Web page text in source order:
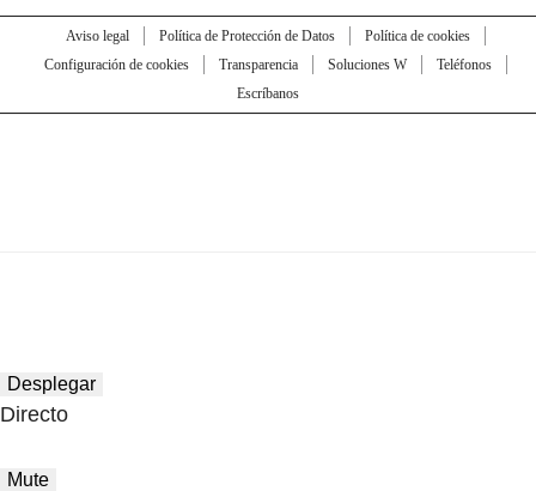
Aviso legal Política de Protección de Datos
Política de cookies
Configuración de cookies
Transparencia Soluciones W
Teléfonos
Escríbanos
Desplegar
Directo
Mute